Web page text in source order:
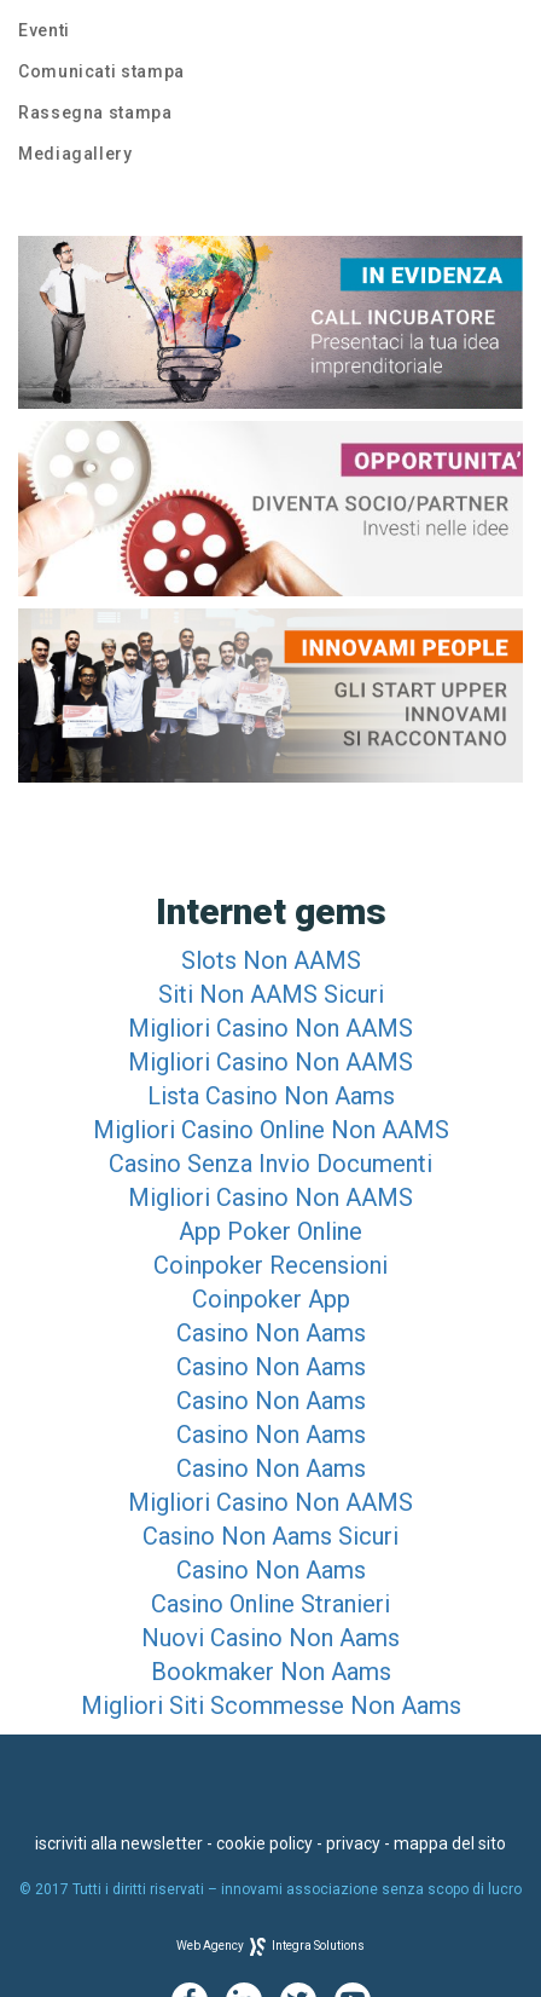
Eventi
Comunicati stampa
Rassegna stampa
Mediagallery
Internet gems
Slots Non AAMS
Siti Non AAMS Sicuri
Migliori Casino Non AAMS
Migliori Casino Non AAMS
Lista Casino Non Aams
Migliori Casino Online Non AAMS
Casino Senza Invio Documenti
Migliori Casino Non AAMS
App Poker Online
Coinpoker Recensioni
Coinpoker App
Casino Non Aams
Casino Non Aams
Casino Non Aams
Casino Non Aams
Casino Non Aams
Migliori Casino Non AAMS
Casino Non Aams Sicuri
Casino Non Aams
Casino Online Stranieri
Nuovi Casino Non Aams
Bookmaker Non Aams
Migliori Siti Scommesse Non Aams
iscriviti alla newsletter - cookie policy - privacy - mappa del sito
© 2017 Tutti i diritti riservati – innovami associazione senza scopo di lucro
Web Agency Integra Solutions